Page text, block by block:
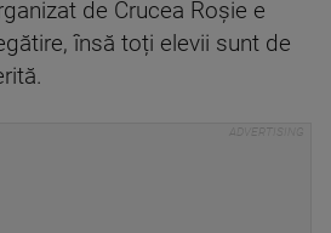
de Crucea Roșie e
însă toți elevii sunt de